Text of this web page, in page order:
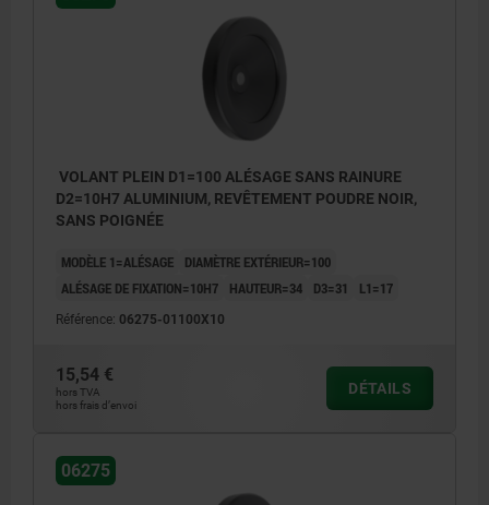
VOLANT PLEIN D1=100 ALÉSAGE SANS RAINURE
D2=10H7 ALUMINIUM, REVÊTEMENT POUDRE NOIR,
SANS POIGNÉE
MODÈLE 1=ALÉSAGE
DIAMÈTRE EXTÉRIEUR=100
ALÉSAGE DE FIXATION=10H7
HAUTEUR=34 D3=31 L1=17
Référence: 06275-01100X10
15,54 €
hors TVA
hors frais d’envoi
DÉTAILS
06275